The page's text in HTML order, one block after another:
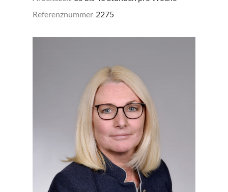
Referenznummer 2275